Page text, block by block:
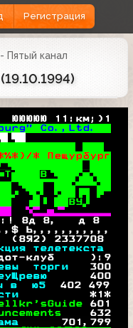
Регистрация
Пятый канал
ЮЮЮЮЮ 11:км;)1
Co.,Ltd.
* Пещурбург
8д 8,   д 8
Ь,,,,,,,,,,,
(8Я2) 2337708
телетекста
клуб     ):9
торги 300
400
в  ю5 402 499
*1*
601
632
701 ,799